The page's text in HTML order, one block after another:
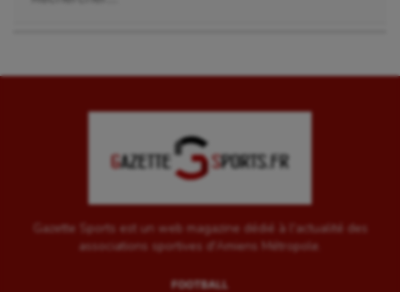
Gazette Sports est un web magazine dédié à l'actualité des
associations sportives d'Amiens Métropole.
FOOTBALL